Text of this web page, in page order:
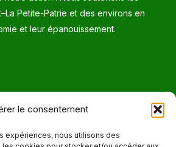
le consentement
expériences, nous utilisons des
Petite-Patrie et des environs en
et leur épanouissement.